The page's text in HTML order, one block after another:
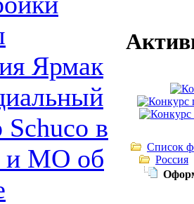
Ярмак
Schuco в
и МО об
Список
Россия